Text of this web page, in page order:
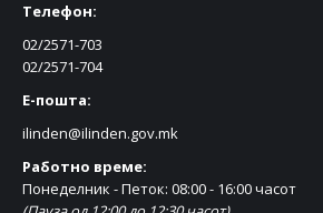
Телефон:
02/2571-703
02/2571-704
Е-пошта:
ilinden@ilinden.gov.mk
Работно време:
Понеделник - Петок: 08:00 - 16:00 часот